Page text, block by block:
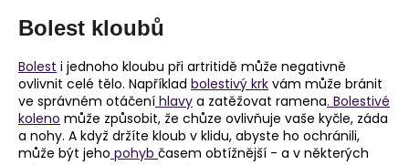
Bolest kloubů
Bolest i jednoho kloubu při artritidě může negativně
ovlivnit celé tělo. Například bolestivý krk vám může bránit
ve správném otáčení hlavy a zatěžovat ramena. Bolestivé
koleno může způsobit, že chůze ovlivňuje vaše kyčle, záda
a nohy. A když držíte kloub v klidu, abyste ho ochránili,
může být jeho pohyb časem obtížnější - a v některých
n
a
j
í
t
?